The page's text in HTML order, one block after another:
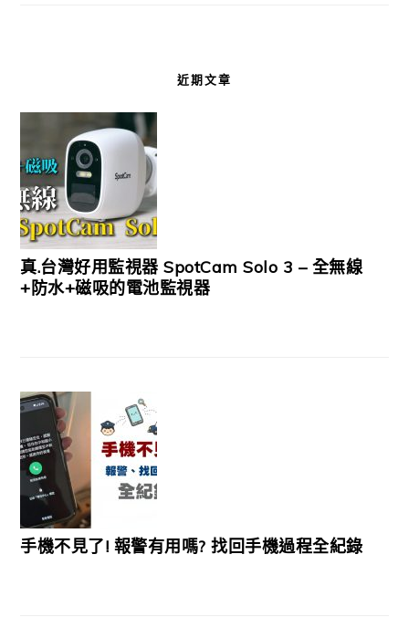
近期文章
真.台灣好用監視器 SpotCam Solo 3 – 全無線
+防水+磁吸的電池監視器
手機不見了! 報警有用嗎? 找回手機過程全紀錄